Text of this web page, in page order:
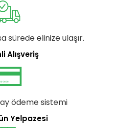
sürede elinize ulaşır.
Alışveriş
ödeme sistemi
Yelpazesi